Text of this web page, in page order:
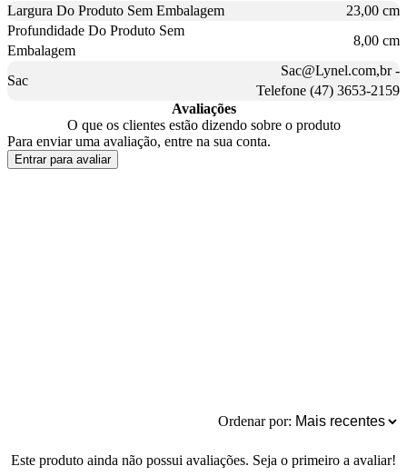
Largura Do Produto Sem Embalagem
23,00 cm
Profundidade Do Produto Sem
Embalagem
8,00 cm
Sac
Sac@Lynel.com,br -
Telefone (47) 3653-2159
Avaliações
O que os clientes estão dizendo sobre o produto
Para enviar uma avaliação, entre na sua conta.
Entrar para avaliar
Ordenar por:
Este produto ainda não possui avaliações. Seja o primeiro a avaliar!